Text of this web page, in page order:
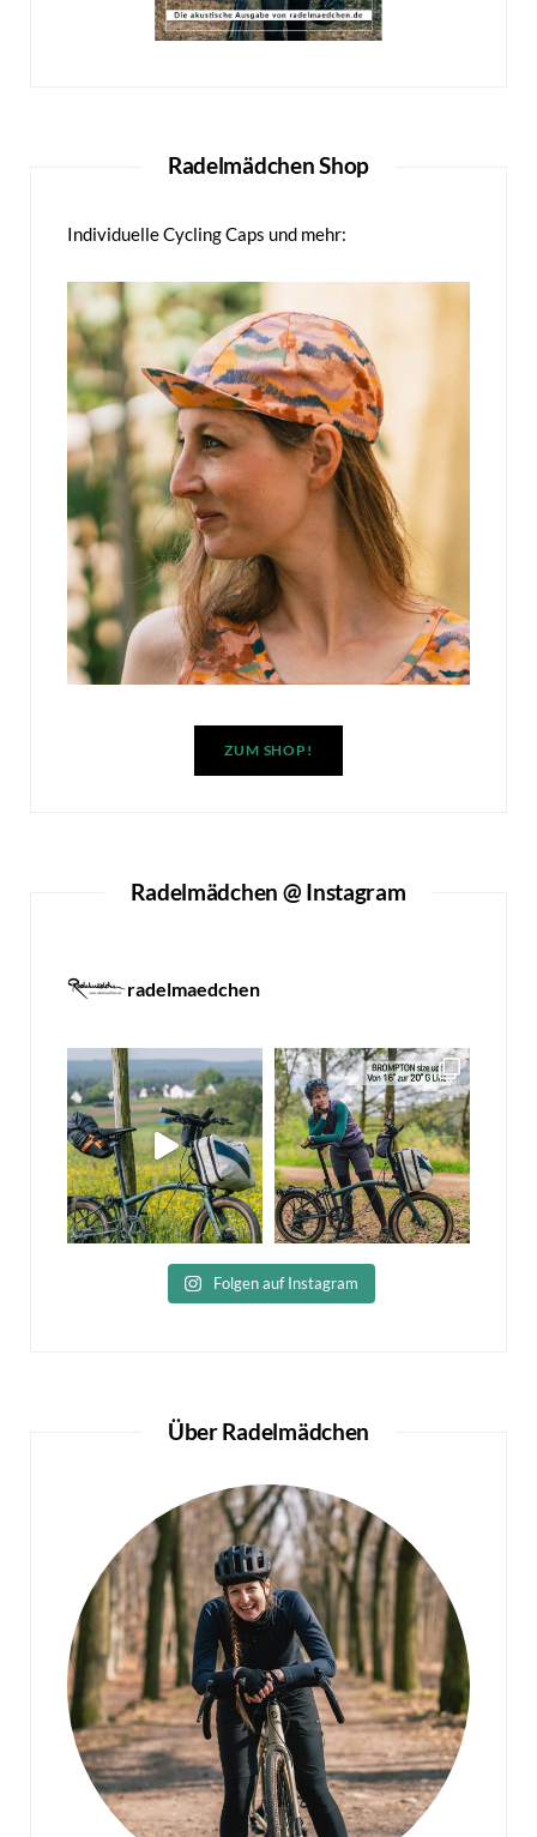
Radelmädchen Shop
Individuelle Cycling Caps und mehr:
ZUM SHOP!
Radelmädchen @ Instagram
radelmaedchen
Folgen auf Instagram
Über Radelmädchen